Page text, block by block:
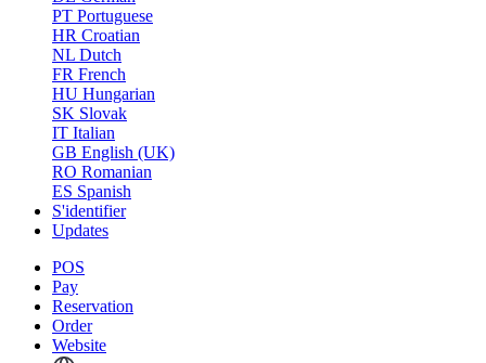
PT Portuguese
HR Croatian
NL Dutch
FR French
HU Hungarian
SK Slovak
IT Italian
GB English (UK)
RO Romanian
ES Spanish
S'identifier
Updates
POS
Pay
Reservation
Order
Website